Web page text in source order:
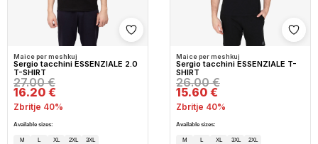
Shto në wishlist
Maice per meshkuj
Sergio tacchini ESSENZIALE 2.0
T-SHIRT
27.00 €
16.20 €
Zbritje 40%
Available sizes:
M L XL 2XL 3XL
Maice per meshkuj
Sergio tacchini ESSENZIALE T-
SHIRT
26.00 €
15.60 €
Zbritje 40%
Available sizes:
M L XL 3XL 2XL